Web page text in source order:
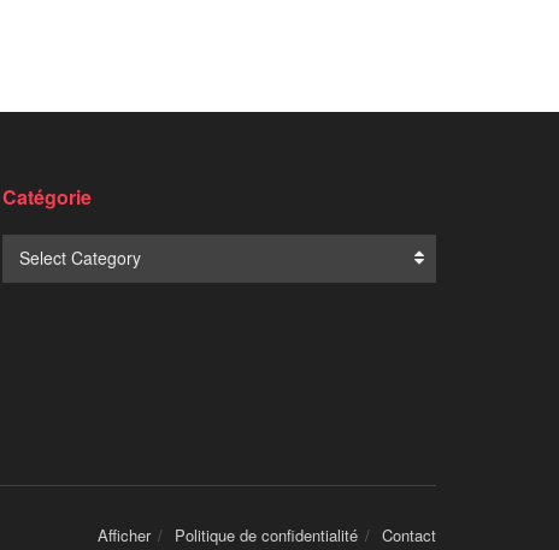
Catégorie
Select Category
Afficher Politique de confidentialité Contact